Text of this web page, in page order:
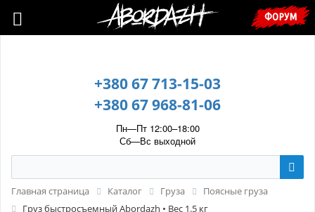
🇺🇦 У зв’язку з воєнним станом, прохання уточнювати ціну та
наявність у менеджера. 🇺🇦
+380 67 713-15-03
+380 67 968-81-06
Пн—Пт 12:00–18:00
Сб—Вс выходной
ФОРУМ
Главная страница Каталог Груза
Поясные груза
Груз быстросъемный Abordazh • Вес 1.5 кг